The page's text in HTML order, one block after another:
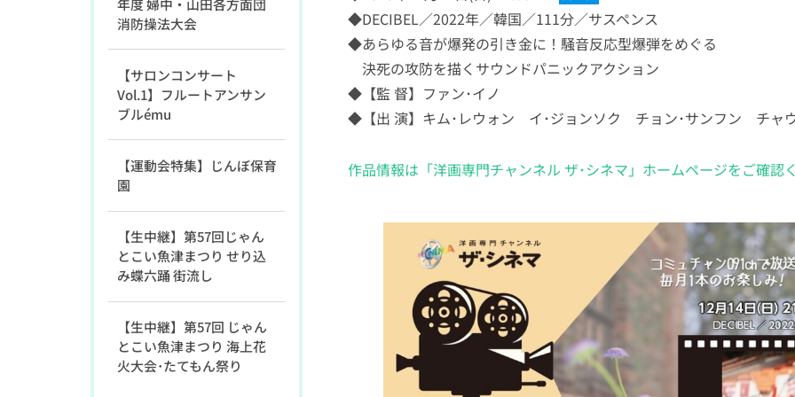
◆DECIBEL／2022年／韓国／111分／サスペンス
◆あらゆる音が爆発の引き金に！騒音反応型爆弾をめぐる
決死の攻防を描くサウンドパニックアクション
◆【監 督】ファン･イノ
◆【出 演】キム･レウォン イ･ジョンソク チョン･サンフン チ
作品情報は「洋画専門チャンネル ザ･シネマ」ホームページをご確認
消防操法大会
【サロンコンサート
Vol.1】フルートアンサン
ブルému
【運動会特集】じんぼ保育
園
【生中継】第57回じゃん
とこい魚津まつり せり込
み蝶六踊 街流し
【生中継】第57回 じゃん
とこい魚津まつり 海上花
火大会･たてもん祭り